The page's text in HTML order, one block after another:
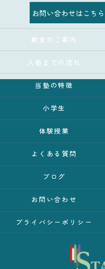
お問い合わせはこちら
教室のご案内
入塾までの流れ
当塾の特徴
小学生
体験授業
よくある質問
ブログ
お問い合わせ
プライバシーポリシー